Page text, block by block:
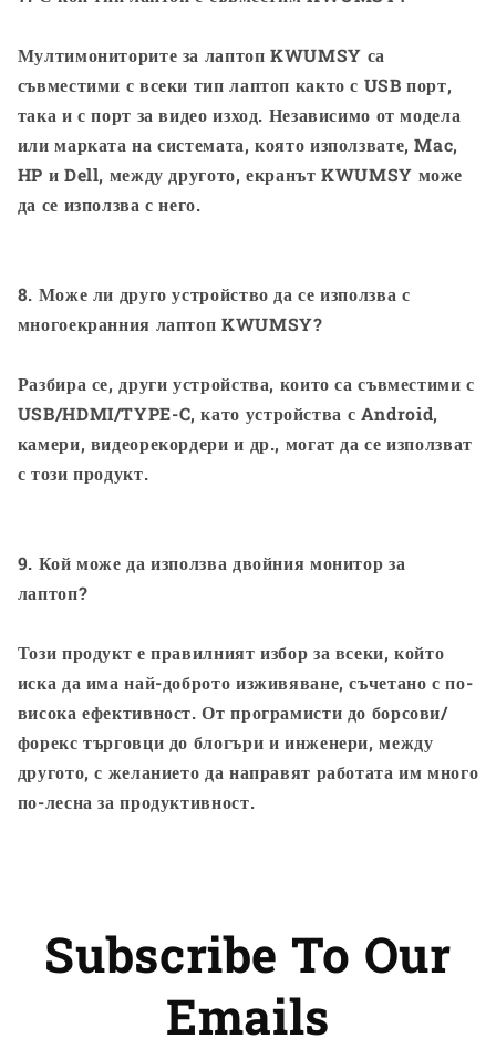
Мултимониторите за лаптоп KWUMSY са
съвместими с всеки тип лаптоп както с USB порт,
така и с порт за видео изход. Независимо от модела
или марката на системата, която използвате, Mac,
HP и Dell, между другото, екранът KWUMSY може
да се използва с него.
8. Може ли друго устройство да се използва с
многоекранния лаптоп KWUMSY?
Разбира се, други устройства, които са съвместими с
USB/HDMI/TYPE-C, като устройства с Android,
камери, видеорекордери и др., могат да се използват
с този продукт.
9. Кой може да използва двойния монитор за
лаптоп?
Този продукт е правилният избор за всеки, който
иска да има най-доброто изживяване, съчетано с по-
висока ефективност. От програмисти до борсови/
форекс търговци до блогъри и инженери, между
другото, с желанието да направят работата им много
по-лесна за продуктивност.
Subscribe To Our
Emails